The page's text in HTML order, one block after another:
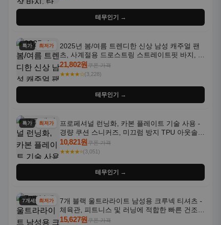
테무인기 →
특가 최저가
2025년 봄/여름 트렌디한 신상 남성 캐주얼 팬
츠, 사계절용 드로스트링 스트레이트핏 바지, 한
국 스타일, 활용도 높은 아웃도어 및 정장용, 발
목 바지
21,802원쿠폰 가격
★★★★☆(3,228)
테무인기 →
특가 최저가
프로페셔널 런닝화, 카본 플레이트 기술 사용 -
경량 쿠션 스니커즈, 미끄럼 방지 TPU 아웃솔,
통기성 화이트-퍼플 그라데이션, 헬스, 트레이
닝 - 남성용, 여성용, 모든 계절에 적합
10,821원쿠폰 가격
★★★★⭐(3,051)
테무인기 →
7개세트최저가
7개 블랙 울트라라이트 남성용 크루넥 티셔츠 -
체육관, 피트니스 및 러닝에 적합한 빠른 건조,
통기성 좋은 수분 흡수 반팔 운동복
15,627원쿠폰 가격